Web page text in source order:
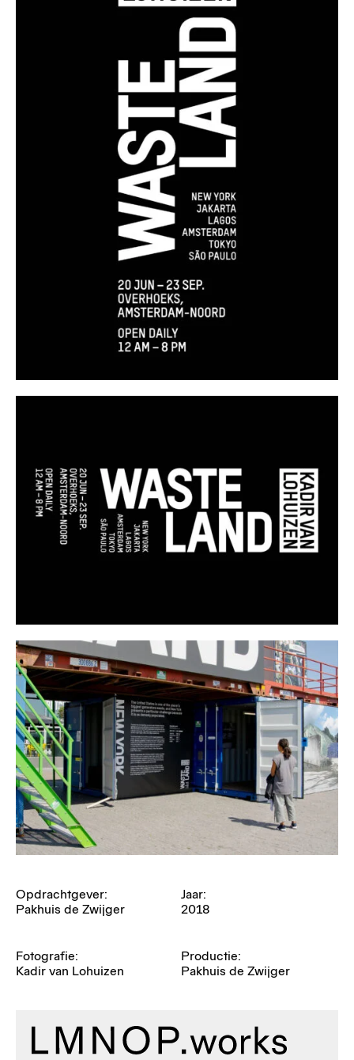
Opdrachtgever:
Pakhuis de Zwijger
Jaar:
2018
Fotografie:
Kadir van Lohuizen
Productie:
Pakhuis de Zwijger